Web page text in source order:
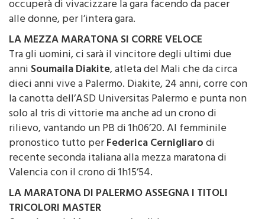
occuperà di vivacizzare la gara facendo da pacer
alle donne, per l’intera gara.
LA MEZZA MARATONA SI CORRE VELOCE
Tra gli uomini, ci sarà il vincitore degli ultimi due
anniSoumaila Diakite, atleta del Mali che da circa
dieci anni vive a Palermo. Diakite, 24 anni, corre con
la canotta dell’ASD Universitas Palermo e punta non
solo al tris di vittorie ma anche ad un crono di
rilievo, vantando un PB di 1h06’20. Al femminile
pronostico tutto perFederica Cernigliarodi
recente seconda italiana alla mezza maratona di
Valencia con il crono di 1h15’54.
LA MARATONA DI PALERMO ASSEGNA I TITOLI
TRICOLORI MASTER